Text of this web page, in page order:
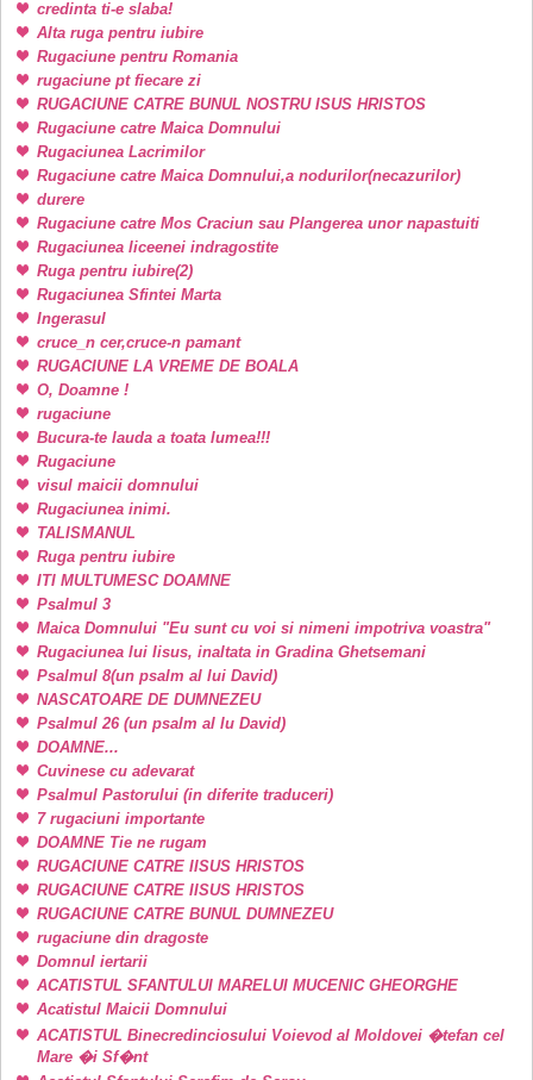
credinta ti-e slaba!
Alta ruga pentru iubire
Rugaciune pentru Romania
rugaciune pt fiecare zi
RUGACIUNE CATRE BUNUL NOSTRU ISUS HRISTOS
Rugaciune catre Maica Domnului
Rugaciunea Lacrimilor
Rugaciune catre Maica Domnului,a nodurilor(necazurilor)
durere
Rugaciune catre Mos Craciun sau Plangerea unor napastuiti
Rugaciunea liceenei indragostite
Ruga pentru iubire(2)
Rugaciunea Sfintei Marta
Ingerasul
cruce_n cer,cruce-n pamant
RUGACIUNE LA VREME DE BOALA
O, Doamne !
rugaciune
Bucura-te lauda a toata lumea!!!
Rugaciune
visul maicii domnului
Rugaciunea inimi.
TALISMANUL
Ruga pentru iubire
ITI MULTUMESC DOAMNE
Psalmul 3
Maica Domnului "Eu sunt cu voi si nimeni impotriva voastra"
Rugaciunea lui Iisus, inaltata in Gradina Ghetsemani
Psalmul 8(un psalm al lui David)
NASCATOARE DE DUMNEZEU
Psalmul 26 (un psalm al lu David)
DOAMNE...
Cuvinese cu adevarat
Psalmul Pastorului (in diferite traduceri)
7 rugaciuni importante
DOAMNE Tie ne rugam
RUGACIUNE CATRE IISUS HRISTOS
RUGACIUNE CATRE IISUS HRISTOS
RUGACIUNE CATRE BUNUL DUMNEZEU
rugaciune din dragoste
Domnul iertarii
ACATISTUL SFANTULUI MARELUI MUCENIC GHEORGHE
Acatistul Maicii Domnului
ACATISTUL Binecredinciosului Voievod al Moldovei �tefan cel
Mare �i Sf�nt